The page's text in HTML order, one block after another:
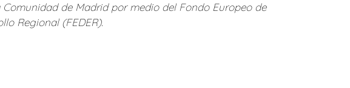
de Madrid por medio del Fondo Europeo de
Regional (FEDER).